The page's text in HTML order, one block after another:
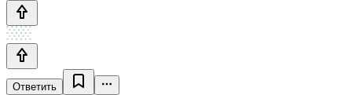
Ответить